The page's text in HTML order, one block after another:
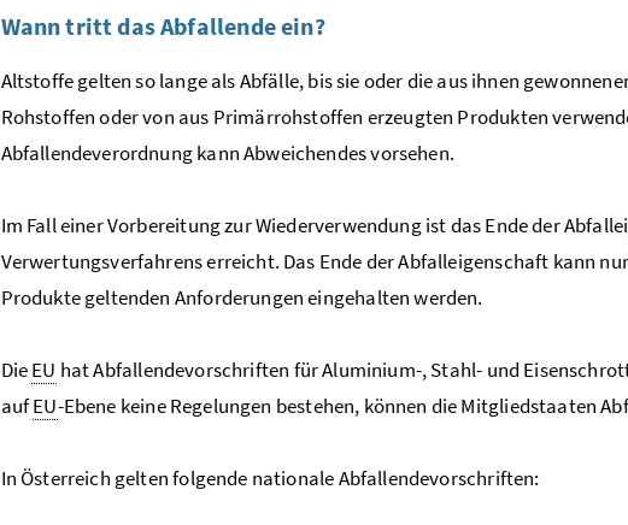
Wann tritt das Abfallende ein?
Altstoffe gelten so lange als Abfälle, bis sie oder die aus ihnen
Rohstoffen oder von aus Primärrohstoffen erzeugten Produkten
Abfallendeverordnung kann Abweichendes vorsehen.
Im Fall einer Vorbereitung zur Wiederverwendung ist das Ende der
Verwertungsverfahrens erreicht. Das Ende der Abfalleigenschaft kann
Produkte geltenden Anforderungen eingehalten werden.
DieEU hat Abfallendevorschriften für Aluminium-, Stahl- und
aufEU-Ebene keine Regelungen bestehen, können die Mitgliedstaaten
In Österreich gelten folgende nationale Abfallendevorschriften: